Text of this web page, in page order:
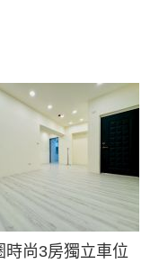
時尚3房獨立車位